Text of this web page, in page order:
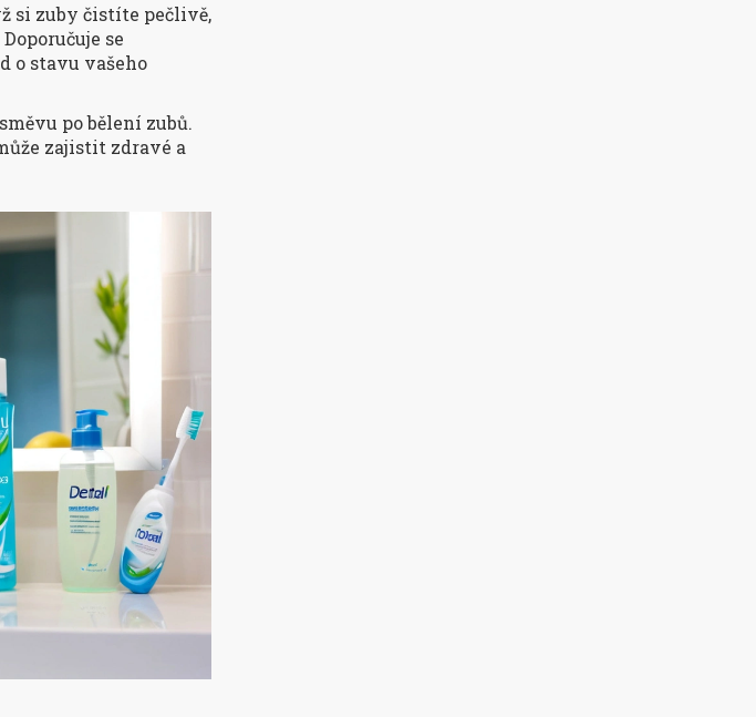
si zuby čistíte pečlivě,
se
o stavu vašeho
po bělení zubů.
zajistit zdravé a